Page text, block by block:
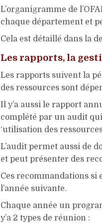
L’organigramme de
chaque département et
Cela est détaillé dans la
Les rapports, la
Les rapports suivent la
des ressources sont
Il y’a aussi le rapport
complété par un audit
‘utilisation des
L’audit permet aussi de
et peut présenter des
Ces recommandations si
l’année suivante.
Chaque année un
y’a 2 types de réunion :